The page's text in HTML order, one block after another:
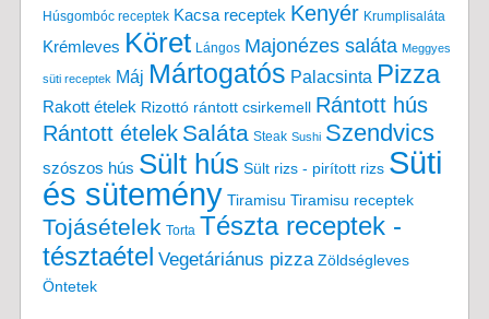
Húsgombóc receptek Kacsa receptek Kenyér Krumplisaláta
Krémleves Köret Lángos Majonézes saláta Meggyes
süti receptek Máj Mártogatós Palacsinta Pizza
Rakott ételek Rizottó rántott csirkemell Rántott hús
Rántott ételek Saláta Steak Sushi Szendvics
szószos hús Sült hús Sült rizs - pirított rizs Süti
és sütemény Tiramisu Tiramisu receptek
Tojásételek Torta Tészta receptek -
tésztaétel Vegetáriánus pizza Zöldségleves
Öntetek